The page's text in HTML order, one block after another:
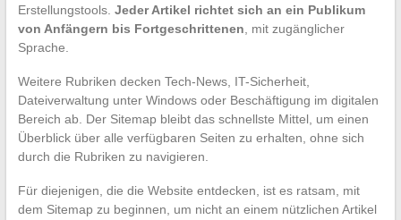
Erstellungstools. Jeder Artikel richtet sich an ein Publikum
von Anfängern bis Fortgeschrittenen, mit zugänglicher
Sprache.
Weitere Rubriken decken Tech-News, IT-Sicherheit,
Dateiverwaltung unter Windows oder Beschäftigung im digitalen
Bereich ab. Der Sitemap bleibt das schnellste Mittel, um einen
Überblick über alle verfügbaren Seiten zu erhalten, ohne sich
durch die Rubriken zu navigieren.
Für diejenigen, die die Website entdecken, ist es ratsam, mit
dem Sitemap zu beginnen, um nicht an einem nützlichen Artikel